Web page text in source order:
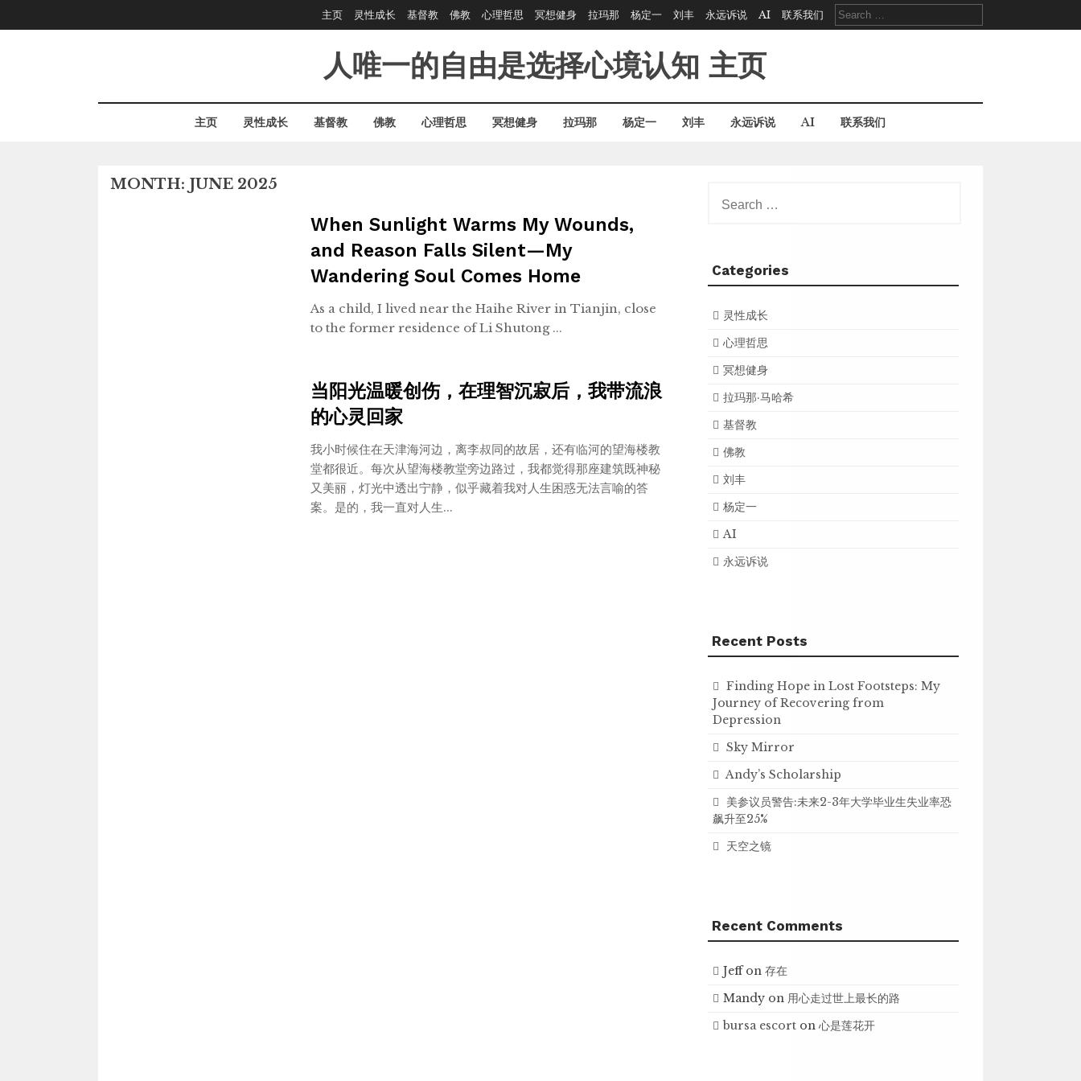
to
主页 灵性成长 基督教 佛教 心理哲思 冥想健身 拉玛那 杨定一 刘丰 永远诉说 AI 联系我们
Search
for:
人唯一的自由是选择心境认知 主页
主页 灵性成长 基督教 佛教 心理哲思 冥想健身 拉玛那 杨定一 刘丰 永远诉说 AI 联系我们
MONTH: JUNE 2025
When Sunlight Warms My Wounds,
and Reason Falls Silent—My
Wandering Soul Comes Home
As a child, I lived near the Haihe River in Tianjin, close
to the former residence of Li Shutong ...
当阳光温暖创伤，在理智沉寂后，我带流浪
的心灵回家
我小时候住在天津海河边，离李叔同的故居，还有临河的望海楼教
堂都很近。每次从望海楼教堂旁边路过，我都觉得那座建筑既神秘
又美丽，灯光中透出宁静，似乎藏着我对人生困惑无法言喻的答
案。是的，我一直对人生...
for:
Categories
灵性成长
心理哲思
冥想健身
拉玛那·马哈希
基督教
佛教
刘丰
杨定一
AI
永远诉说
Recent Posts
Finding Hope in Lost Footsteps: My
Journey of Recovering from
Depression
Sky Mirror
Andy’s Scholarship
美参议员警告:未来2-3年大学毕业生失业率恐
飙升至25%
天空之镜
Recent Comments
Jeffon存在
Mandy on 用心走过世上最长的路
bursa escort on心是莲花开